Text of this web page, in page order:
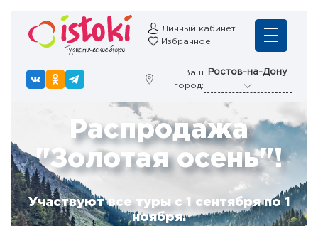
Личный кабинет
Избранное
Ваш
город:
Распродажа
"Золотая осень"!
Участвуют все туры с 1 сентября по 1
ноября.